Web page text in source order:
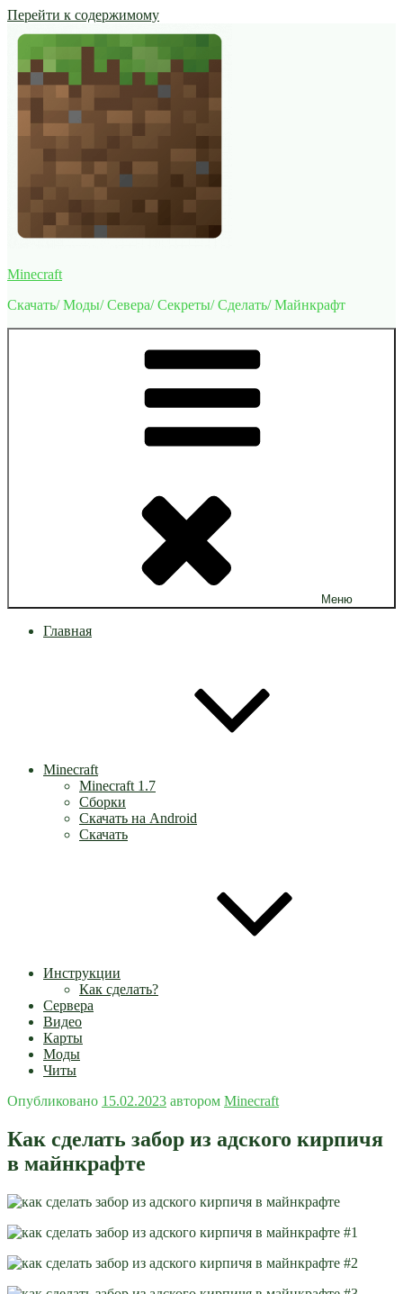
Перейти к содержимому
Minecraft
Скачать/ Моды/ Севера/ Секреты/ Сделать/ Майнкрафт
Меню
Главная
Minecraft
Minecraft 1.7
Сборки
Скачать на Android
Скачать
Инструкции
Как сделать?
Сервера
Видео
Карты
Моды
Читы
Опубликовано 15.02.2023 автором Minecraft
Как сделать забор из адского кирпичя
в майнкрафте